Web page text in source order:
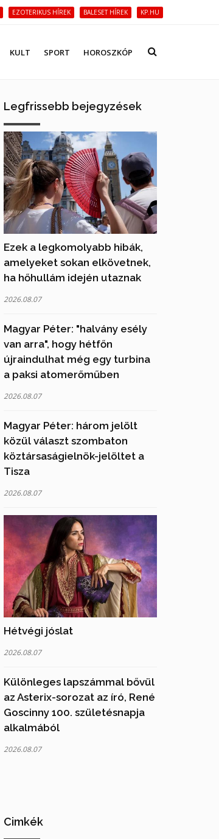
EZOTERIKUS HÍREK BALESET HÍREK KP.HU
KULT SPORT HOROSZKÓP
Legfrissebb bejegyzések
Ezek a legkomolyabb hibák,
amelyeket sokan elkövetnek,
ha hőhullám idején utaznak
2026.08.07
Magyar Péter: "halvány esély
van arra", hogy hétfőn
újraindulhat még egy turbina
a paksi atomerőműben
2026.08.07
Magyar Péter: három jelölt
közül választ szombaton
köztársaságielnök-jelöltet a
Tisza
2026.08.07
Hétvégi jóslat
2026.08.07
Különleges lapszámmal bővül
az Asterix-sorozat az író, René
Goscinny 100. születésnapja
alkalmából
2026.08.07
Cimkék